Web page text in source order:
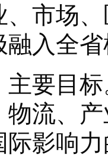
、市场
融入全
目标
物流、
际影响